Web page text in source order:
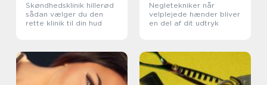
Skøndhedsklinik hillerød
sådan vælger du den
rette klinik til din hud
Negletekniker når
velplejede hænder bliver
en del af dit udtryk